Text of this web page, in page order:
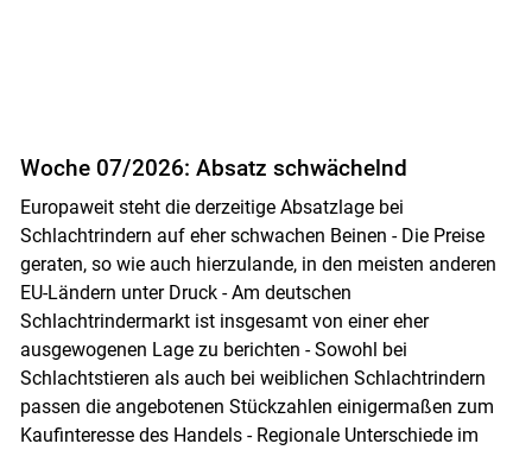
Woche 07/2026: Absatz schwächelnd
Europaweit steht die derzeitige Absatzlage bei
Schlachtrindern auf eher schwachen Beinen - Die Preise
geraten, so wie auch hierzulande, in den meisten anderen
EU-Ländern unter Druck - Am deutschen
Schlachtrindermarkt ist insgesamt von einer eher
ausgewogenen Lage zu berichten - Sowohl bei
Schlachtstieren als auch bei weiblichen Schlachtrindern
passen die angebotenen Stückzahlen einigermaßen zum
Kaufinteresse des Handels - Regionale Unterschiede im